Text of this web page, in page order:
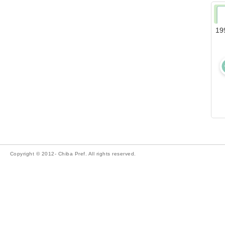
Copyright © 2012- Chiba Pref. All rights reserved.